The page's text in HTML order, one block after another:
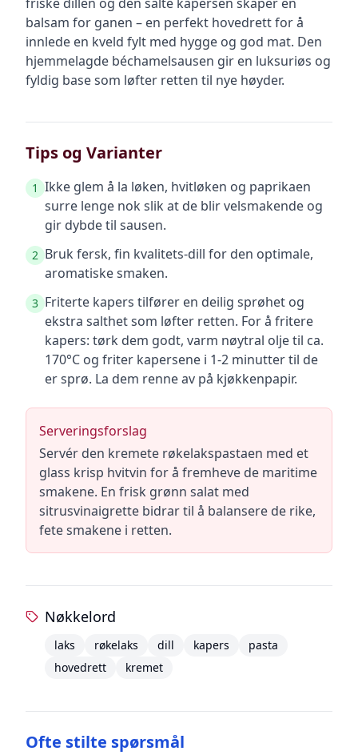
balsam for ganen – en perfekt hovedrett for å
innlede en kveld fylt med hygge og god mat. Den
hjemmelagde béchamelsausen gir en luksuriøs og
fyldig base som løfter retten til nye høyder.
Tips og Varianter
1 Ikke glem å la løken, hvitløken og paprikaen
surre lenge nok slik at de blir velsmakende og
gir dybde til sausen.
2 Bruk fersk, fin kvalitets-dill for den optimale,
aromatiske smaken.
3 Friterte kapers tilfører en deilig sprøhet og
ekstra salthet som løfter retten. For å fritere
kapers: tørk dem godt, varm nøytral olje til ca.
170°C og friter kapersene i 1-2 minutter til de
er sprø. La dem renne av på kjøkkenpapir.
Serveringsforslag
Servér den kremete røkelakspastaen med et
glass krisp hvitvin for å fremheve de maritime
smakene. En frisk grønn salat med
sitrusvinaigrette bidrar til å balansere de rike,
fete smakene i retten.
Nøkkelord
laks røkelaks dill kapers
pasta
hovedrett
kremet
Ofte stilte spørsmål